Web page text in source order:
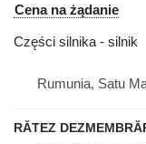
Cena na żądanie
Części silnika - silnik
Rumunia, Satu
RĂTEZ